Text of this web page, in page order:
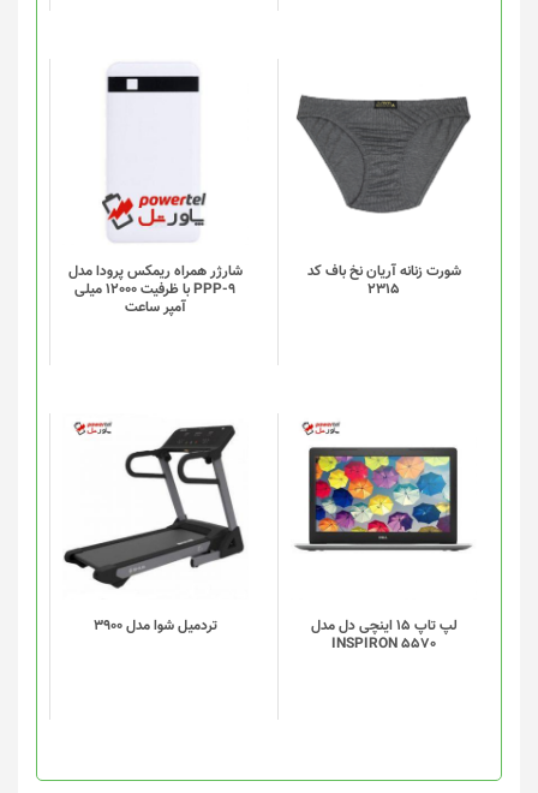
انتخاب
شوند
شورت زنانه آریان نخ باف کد
2315
این
محصول
دارای
انواع
مختلفی
می
گزینه
ها
محصول
انتخاب
شوند
شارژر همراه ریمکس پرودا مدل
PPP-9 با ظرفیت 12000 میلی
آمپر ساعت
لپ تاپ 15 اینچی دل مدل
INSPIRON 5570
تردميل شوا مدل 3900